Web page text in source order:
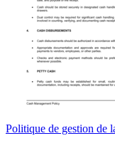
Politique de gestion de